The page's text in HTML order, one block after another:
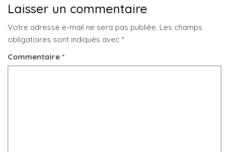
Laisser un commentaire
Votre adresse e-mail ne sera pas publiée. Les champs
obligatoires sont indiqués avec *
Commentaire *